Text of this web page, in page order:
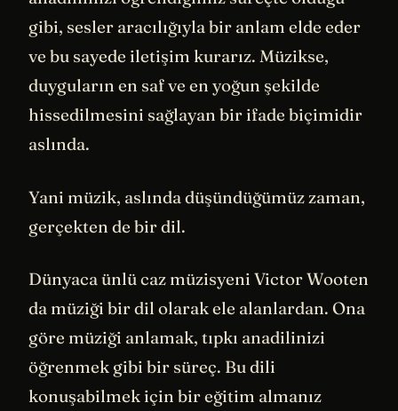
gibi, sesler aracılığıyla bir anlam elde eder
ve bu sayede iletişim kurarız. Müzikse,
duyguların en saf ve en yoğun şekilde
hissedilmesini sağlayan bir ifade biçimidir
aslında.
Yani müzik, aslında düşündüğümüz zaman,
gerçekten de bir dil.
Dünyaca ünlü caz müzisyeni Victor Wooten
da müziği bir dil olarak ele alanlardan. Ona
göre müziği anlamak, tıpkı anadilinizi
öğrenmek gibi bir süreç. Bu dili
konuşabilmek için bir eğitim almanız